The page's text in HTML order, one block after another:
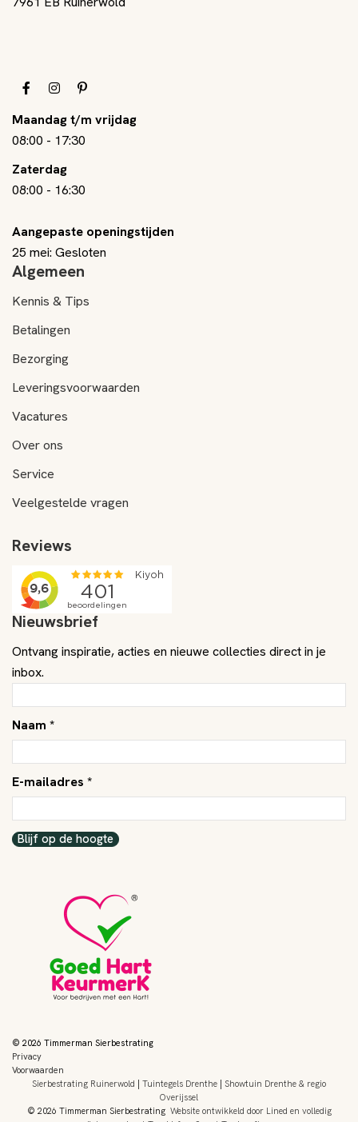
Maandag t/m vrijdag
08:00 - 17:30
Zaterdag
08:00 - 16:30
Aangepaste openingstijden
25 mei: Gesloten
Algemeen
Kennis & Tips
Betalingen
Bezorging
Leveringsvoorwaarden
Vacatures
Over ons
Service
Veelgestelde vragen
Reviews
Nieuwsbrief
Ontvang inspiratie, acties en nieuwe collecties direct in je
inbox.
Naam *
E-mailadres *
Blijf op de hoogte
© 2026 Timmerman Sierbestrating
Privacy
Voorwaarden
Sierbestrating Ruinerwold
Tuintegels Drenthe
Showtuin Drenthe & regio
Overijssel
© 2026 Timmerman Sierbestrating Website ontwikkeld door Lined en volledig